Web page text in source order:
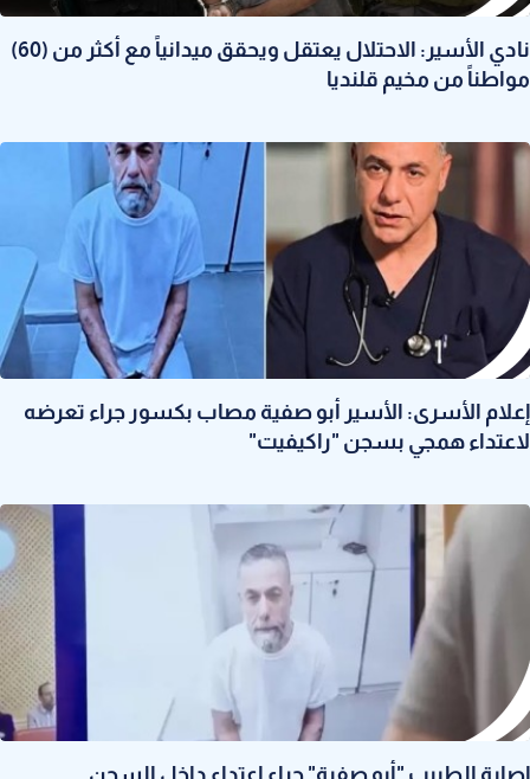
نادي الأسير: الاحتلال يعتقل ويحقق ميدانياً مع أكثر من (60)
مواطناً من مخيم قلنديا
إعلام الأسرى: الأسير أبو صفية مصاب بكسور جراء تعرضه
لاعتداء همجي بسجن "راكيفيت"